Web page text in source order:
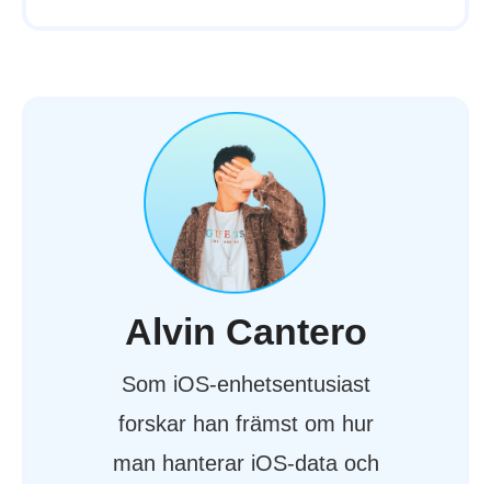
Alvin Cantero
Som iOS-enhetsentusiast
forskar han främst om hur
man hanterar iOS-data och